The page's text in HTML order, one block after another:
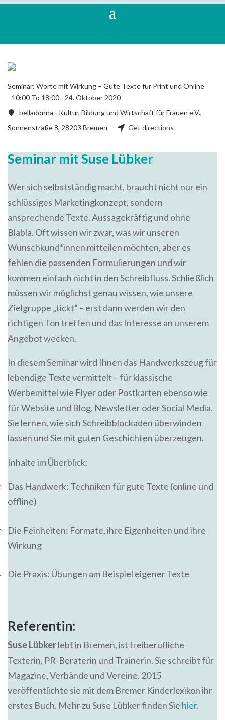
Seminar: Worte mit Wirkung – Gute Texte für Print und Online
10:00 To 18:00 - 24. Oktober 2020
belladonna - Kultur, Bildung und Wirtschaft für Frauen e.V.,
Sonnenstraße 8, 28203 Bremen
Get directions
Seminar mit Suse Lübker
Wer sich selbstständig macht, braucht nicht nur ein
schlüssiges Marketingkonzept, sondern
ansprechende Texte. Aussagekräftig und ohne
Blabla. Oft wissen wir zwar, was wir unseren
Wunschkund*innen mitteilen möchten, aber es
fehlen die passenden Formulierungen und wir
kommen einfach nicht in den Schreibfluss. Schließlich
müssen wir möglichst genau wissen, wie unsere
Zielgruppe „tickt“ – erst dann werden wir den
richtigen Ton treffen und das Interesse an unserem
Angebot wecken.
In diesem Seminar wird Ihnen das Handwerkszeug für
lebendige Texte vermittelt – für klassische
Werbemittel wie Flyer oder Postkarten ebenso wie
für Website und Blog, Newsletter oder Social Media.
Sie lernen, wie sich Schreibblockaden überwinden
lassen und Sie mit guten Geschichten überzeugen.
Inhalte im Überblick:
Das Handwerk: Techniken für gute Texte (online und
offline)
Die Feinheiten: Formate, ihre Eigenheiten und ihre
Wirkung
Die Praxis: Übungen am Beispiel eigener Texte
Referentin:
Suse Lübkerlebt in Bremen, ist freiberufliche
Texterin, PR-Beraterin und Trainerin. Sie schreibt für
Magazine, Verbände und Vereine. 2015
veröffentlichte sie mit dem Bremer Kinderlexikon ihr
erstes Buch. Mehr zu Suse Lübker finden Sie hier.